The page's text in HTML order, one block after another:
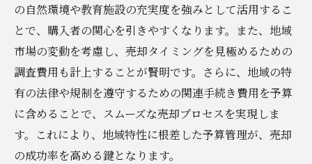
不動産売却のタイミングを見極める群馬県伊勢
崎市での戦略
売却時期を決定するための重要な要素
季節ごとの市場動向と売却効果の比較
経済状況を考慮した最適な売却タイミング
イベントや地域行事を活用した売却戦略
売却時期変更のリスク管理と対応策
の自然環境や教育施設の充実度を強みとして活用するこ
とで、購入者の関心を引きやすくなります。また、地域
市場の変動を考慮し、売却タイミングを見極めるための
調査費用も計上することが賢明です。さらに、地域の特
有の法律や規制を遵守するための関連手続き費用を予算
に含めることで、スムーズな売却プロセスを実現しま
す。これにより、地域特性に根差した予算管理が、売却
の成功率を高める鍵となります。